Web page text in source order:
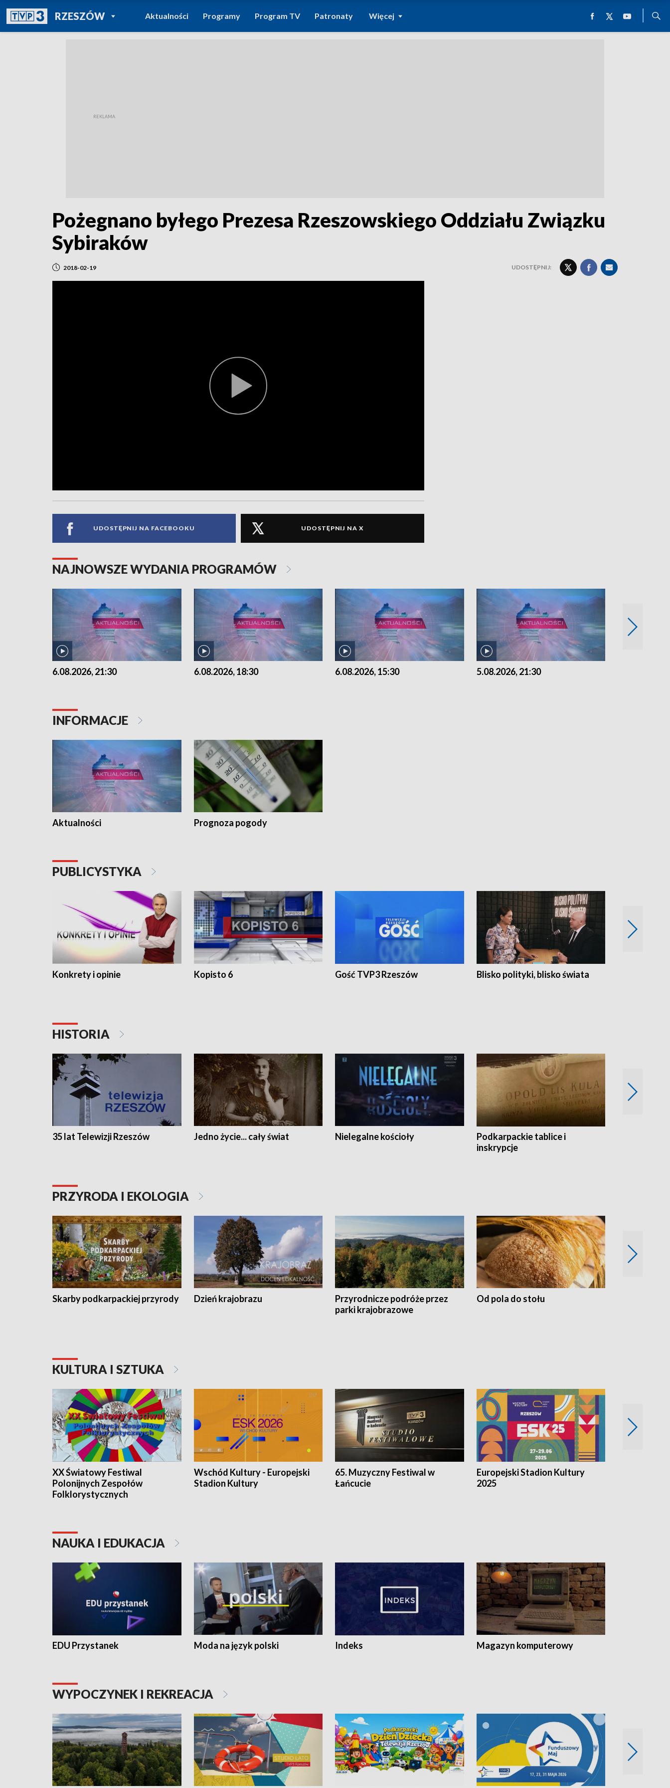
RZESZÓWPOWRÓT DO
TVP REGIONY
Aktualności Programy Program TV Patronaty Więcej
Pożegnano byłego Prezesa Rzeszowskiego Oddziału Związku
Sybiraków
2018-02-19 UDOSTĘPNIJ:
UDOSTĘPNIJ NA FACEBOOKU UDOSTĘPNIJ NA X
NAJNOWSZE WYDANIA PROGRAMÓW
6.08.2026, 21:30 6.08.2026, 18:30 6.08.2026, 15:30 5.08.2026, 21:30
INFORMACJE
Aktualności Prognoza pogody
PUBLICYSTYKA
Konkrety i opinie Kopisto 6 Gość TVP3 Rzeszów Blisko polityki, blisko świata
HISTORIA
35 lat Telewizji Rzeszów Jedno życie... cały świat Nielegalne kościoły
Podkarpackie tablice i
inskrypcje
PRZYRODA I EKOLOGIA
Skarby podkarpackiej przyrody Dzień krajobrazu
Przyrodnicze podróże przez
parki krajobrazowe
Od pola do stołu
KULTURA I SZTUKA
XX Światowy Festiwal
Polonijnych Zespołów
Folklorystycznych
Wschód Kultury - Europejski
Stadion Kultury
65. Muzyczny Festiwal w
Łańcucie
Europejski Stadion Kultury
2025
NAUKA I EDUKACJA
EDU Przystanek Moda na język polski Indeks Magazyn komputerowy
WYPOCZYNEK I REKREACJA